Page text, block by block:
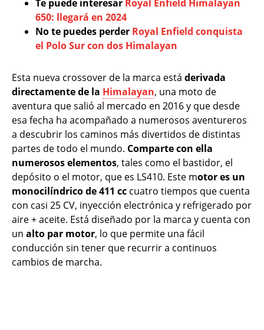
Te puede interesar Royal Enfield Himalayan
650: llegará en 2024
No te puedes perder Royal Enfield conquista
el Polo Sur con dos Himalayan
Esta nueva crossover de la marca está derivada
directamente de la Himalayan, una moto de
aventura que salió al mercado en 2016 y que desde
esa fecha ha acompañado a numerosos aventureros
a descubrir los caminos más divertidos de distintas
partes de todo el mundo. Comparte con ella
numerosos elementos, tales como el bastidor, el
depósito o el motor, que es LS410. Este motor es un
monocilíndrico de 411 cc cuatro tiempos que cuenta
con casi 25 CV, inyección electrónica y refrigerado por
aire + aceite. Está diseñado por la marca y cuenta con
un alto par motor, lo que permite una fácil
conducción sin tener que recurrir a continuos
cambios de marcha.